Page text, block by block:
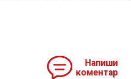
Напиши
коментар